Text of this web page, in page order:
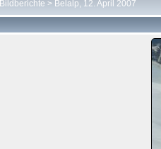
Bildberichte > Belalp, 12. April 2007